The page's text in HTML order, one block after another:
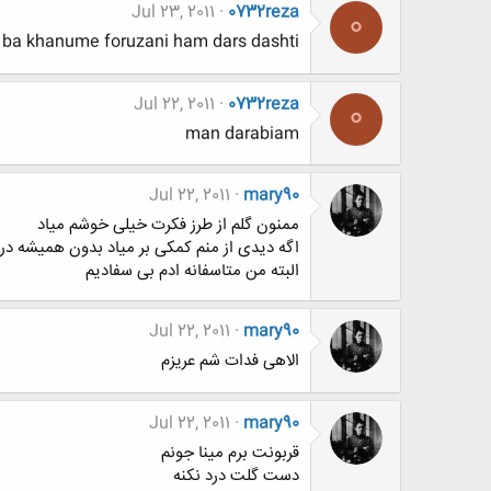
0
0732reza
Jul 23, 2011
khanume foruzani ham dars dashti?
0
0732reza
Jul 22, 2011
man darabiam
mary90
Jul 22, 2011
ممنون گلم از طرز فکرت خیلی خوشم میاد
اگه دیدی از منم کمکی بر میاد بدون همیشه
البته من متاسفانه ادم بی سفادیم
mary90
Jul 22, 2011
الاهی فدات شم عریزم
mary90
Jul 22, 2011
قربونت برم مینا جونم
دست گلت درد نکنه